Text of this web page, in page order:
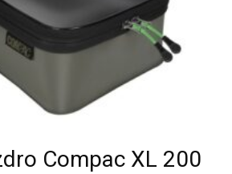
Compac XL 200